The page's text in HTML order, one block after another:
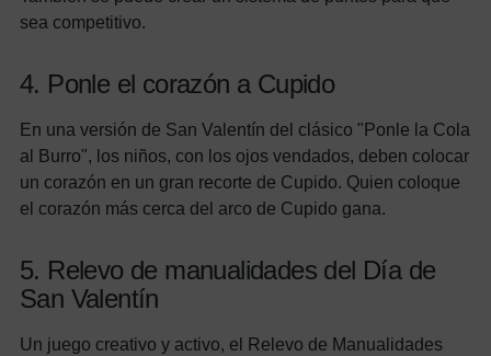
sea competitivo.
4. Ponle el corazón a Cupido
En una versión de San Valentín del clásico "Ponle la Cola
al Burro", los niños, con los ojos vendados, deben colocar
un corazón en un gran recorte de Cupido. Quien coloque
el corazón más cerca del arco de Cupido gana.
5. Relevo de manualidades del Día de
San Valentín
Un juego creativo y activo, el Relevo de Manualidades